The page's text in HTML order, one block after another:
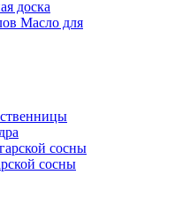
доска
Масло для
сосны
сосны